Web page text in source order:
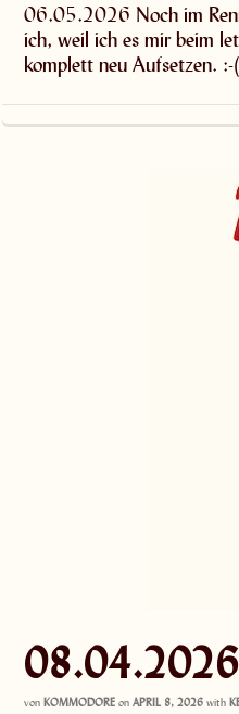
06.05.2026 Noch im
ich, weil ich es mir beim
komplett neu Aufsetzen.
08.04.2026
von KOMMODORE on APRIL 8, 2026 with